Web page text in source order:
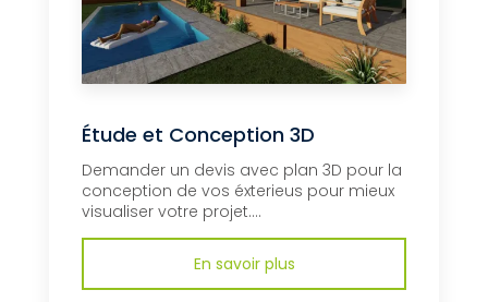
Étude et Conception 3D
Demander un devis avec plan 3D pour la
conception de vos éxterieus pour mieux
visualiser votre projet....
En savoir plus